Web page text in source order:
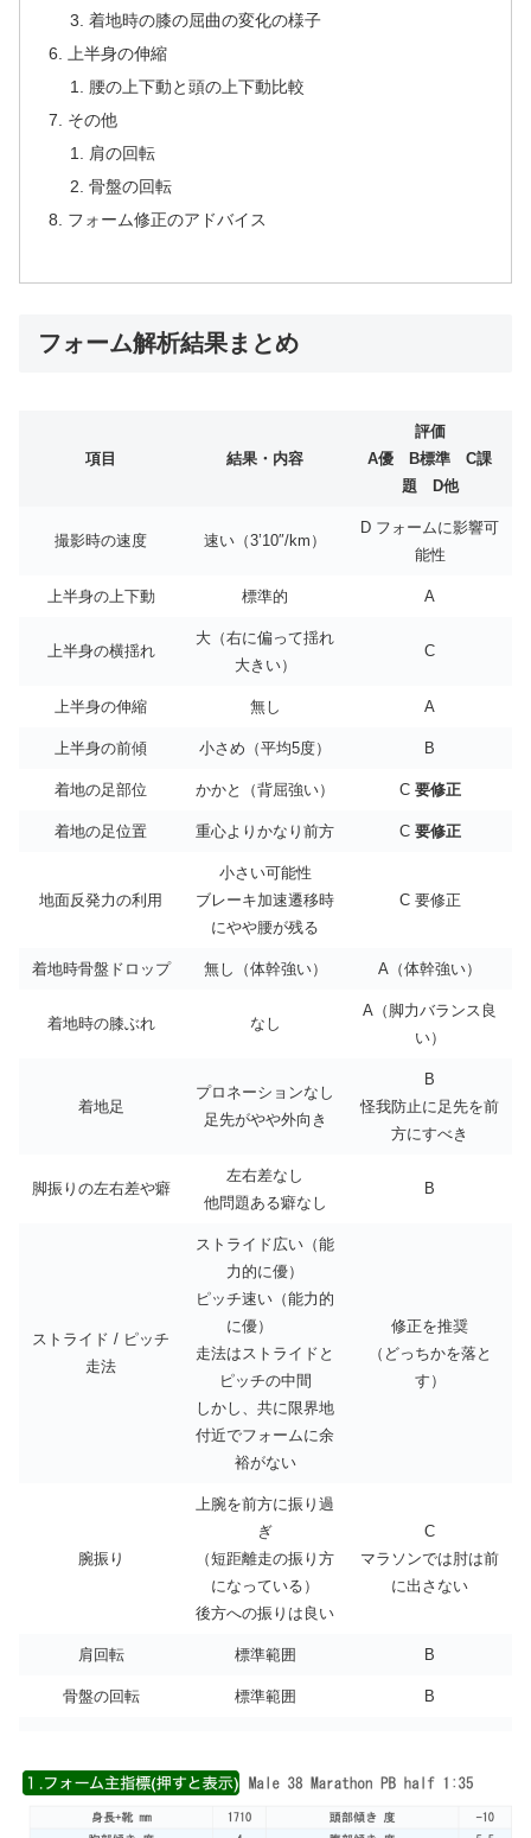
着地時の膝の屈曲の変化の様子
上半身の伸縮
腰の上下動と頭の上下動比較
その他
肩の回転
骨盤の回転
フォーム修正のアドバイス
フォーム解析結果まとめ
項目 結果・内容
評価
A優 B標準 C課
題 D他
撮影時の速度 速い（3’10″/km）
D フォームに影響可
能性
上半身の上下動 標準的 A
上半身の横揺れ
大（右に偏って揺れ
大きい）
C
上半身の伸縮 無し A
上半身の前傾 小さめ（平均5度） B
着地の足部位 かかと（背屈強い） C 要修正
着地の足位置 重心よりかなり前方 C 要修正
地面反発力の利用
小さい可能性
ブレーキ加速遷移時
にやや腰が残る
C 要修正
着地時骨盤ドロップ 無し（体幹強い） A（体幹強い）
着地時の膝ぶれ なし
A（脚力バランス良
い）
着地足
プロネーションなし
足先がやや外向き
B
怪我防止に足先を前
方にすべき
脚振りの左右差や癖
左右差なし
他問題ある癖なし
B
ストライド / ピッチ
走法
ストライド広い（能
力的に優）
ピッチ速い（能力的
に優）
走法はストライドと
ピッチの中間
しかし、共に限界地
付近でフォームに余
裕がない
修正を推奨
（どっちかを落と
す）
腕振り
上腕を前方に振り過
ぎ
（短距離走の振り方
になっている）
後方への振りは良い
C
マラソンでは肘は前
に出さない
肩回転 標準範囲 B
骨盤の回転 標準範囲 B